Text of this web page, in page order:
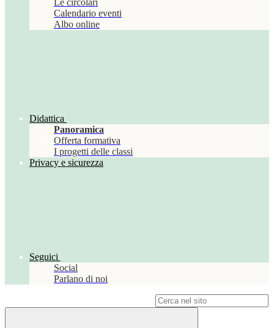
Le circolari
Calendario eventi
Albo online
Didattica
Panoramica
Offerta formativa
I progetti delle classi
Privacy e sicurezza
Seguici
Social
Parlano di noi